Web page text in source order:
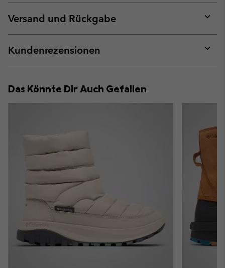
or
Versand und Rückgabe
or
Kundenrezensionen
or
Das Könnte Dir Auch Gefallen